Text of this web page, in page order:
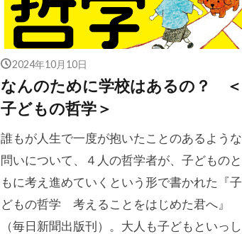
2024年10月10日
なんのために学校はあるの？ ＜
子どもの哲学＞
誰もが人生で一度が抱いたことのあるような
問いについて、４人の哲学者が、子どものと
もに考え進めていくという形で書かれた『子
どもの哲学 考えることをはじめた君へ』
（毎日新聞出版刊）。大人も子どもといっし